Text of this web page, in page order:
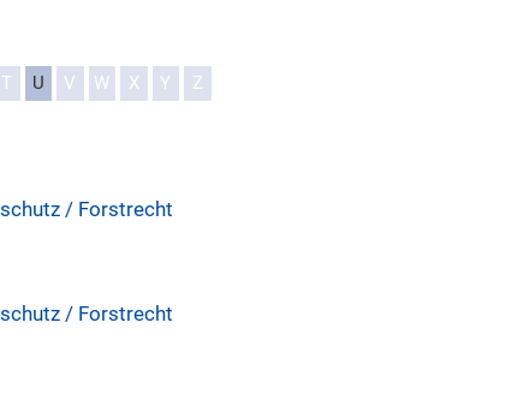
T U V W X Y Z
/ Forstrecht
/ Forstrecht